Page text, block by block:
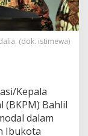
(dok. istimewa)
Kepala
(BKPM) Bahlil
dalam
Ibukota